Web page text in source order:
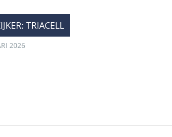
TRIACELL
2026